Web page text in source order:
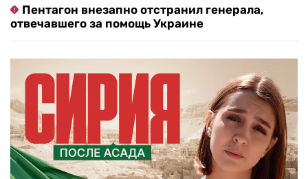
Пентагон внезапно отстранил генерала,
отвечавшего за помощь Украине